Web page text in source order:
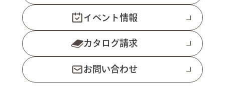
イベント情報
カタログ請求
お問い合わせ